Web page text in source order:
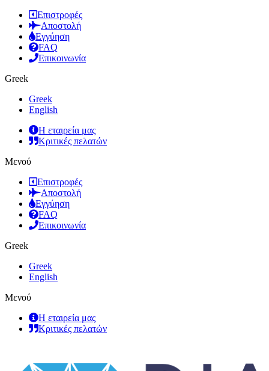
Επιστροφές
Αποστολή
Εγγύηση
FAQ
Επικοινωνία
Greek
Greek
English
Η εταιρεία μας
Κριτικές πελατών
Μενού
Επιστροφές
Αποστολή
Εγγύηση
FAQ
Επικοινωνία
Greek
Greek
English
Μενού
Η εταιρεία μας
Κριτικές πελατών